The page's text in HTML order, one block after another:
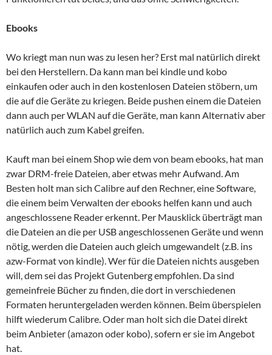
Ebooks
Wo kriegt man nun was zu lesen her? Erst mal natürlich direkt
bei den Herstellern. Da kann man bei kindle und kobo
einkaufen oder auch in den kostenlosen Dateien stöbern, um
die auf die Geräte zu kriegen. Beide pushen einem die Dateien
dann auch per WLAN auf die Geräte, man kann Alternativ aber
natürlich auch zum Kabel greifen.
Kauft man bei einem Shop wie dem von beam ebooks, hat man
zwar DRM-freie Dateien, aber etwas mehr Aufwand. Am
Besten holt man sich Calibre auf den Rechner, eine Software,
die einem beim Verwalten der ebooks helfen kann und auch
angeschlossene Reader erkennt. Per Mausklick überträgt man
die Dateien an die per USB angeschlossenen Geräte und wenn
nötig, werden die Dateien auch gleich umgewandelt (z.B. ins
azw-Format von kindle). Wer für die Dateien nichts ausgeben
will, dem sei das Projekt Gutenberg empfohlen. Da sind
gemeinfreie Bücher zu finden, die dort in verschiedenen
Formaten heruntergeladen werden können. Beim überspielen
hilft wiederum Calibre. Oder man holt sich die Datei direkt
beim Anbieter (amazon oder kobo), sofern er sie im Angebot
hat.